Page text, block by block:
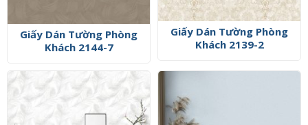
Giấy Dán Tường Phòng
Khách 2144-7
Giấy Dán Tường Phòng
Khách 2139-2